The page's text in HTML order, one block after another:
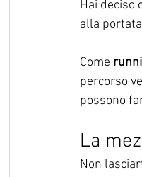
Hai deciso
alla
Come
percorso
possono
La
Non